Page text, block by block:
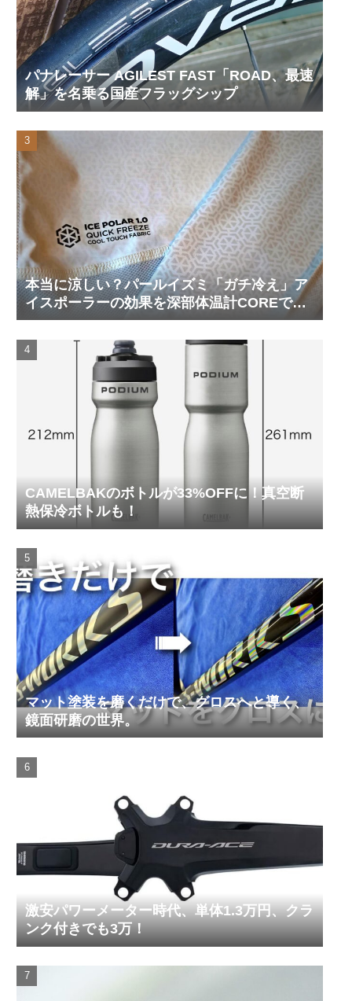
パナレーサー AGILEST FAST「ROAD、最速
解」を名乗る国産フラッグシップ
本当に涼しい？パールイズミ「ガチ冷え」ア
イスポーラーの効果を深部体温計COREで測
ってみた
CAMELBAKのボトルが33%OFFに！真空断
熱保冷ボトルも！
マット塗装を磨くだけで、グロスへと導く、
鏡面研磨の世界。
激安パワーメーター時代、単体1.3万円、クラ
ンク付きでも3万！